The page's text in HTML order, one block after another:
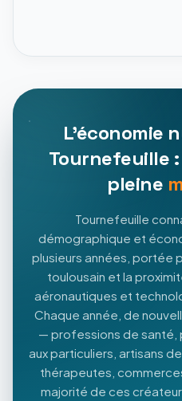
L'économie
Tournefeuille
pleine
Tournefeuille
démographique et
plusieurs années, portée
toulousain et la
aéronautiques et
Chaque année, de
— professions de santé,
aux particuliers, artisans
thérapeutes,
majorité de ces